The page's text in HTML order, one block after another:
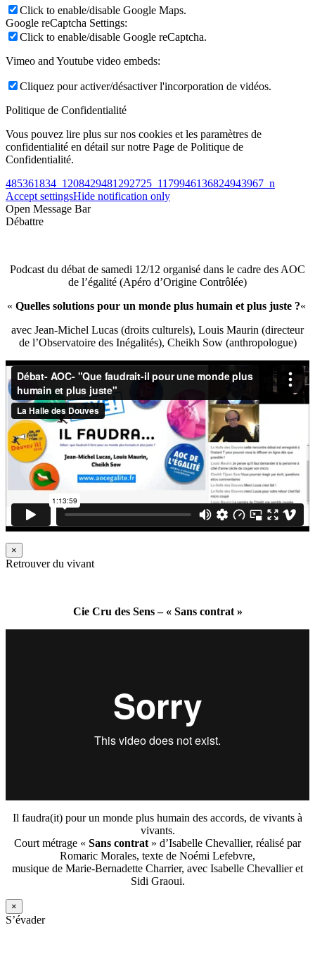
Click to enable/disable Google Maps.
Google reCaptcha Settings:
Click to enable/disable Google reCaptcha.
Vimeo and Youtube video embeds:
Cliquez pour activer/désactiver l'incorporation de vidéos.
Politique de Confidentialité
Vous pouvez lire plus sur nos cookies et les paramètres de
confidentialité en détail sur notre Page de Politique de
Confidentialité.
485361834_1208429481292725_1179946136824943967_n
Accept settingsHide notification only
Open Message Bar
Débattre
Podcast du débat de samedi 12/12 organisé dans le cadre des AOC
de l’égalité (Apéro d’Origine Contrôlée)
« Quelles solutions pour un monde plus humain et plus juste ?«
avec Jean-Michel Lucas (droits culturels), Louis Maurin (directeur
de l’Observatoire des Inégalités), Cheikh Sow (anthropologue)
×
Retrouver du vivant
Cie Cru des Sens – « Sans contrat »
Il faudra(it) pour un monde plus humain des accords, de vivants à
vivants.
Court métrage « Sans contrat » d’Isabelle Chevallier, réalisé par
Romaric Morales, texte de Noémi Lefebvre,
musique de Marie-Bernadette Charrier, avec Isabelle Chevallier et
Sidi Graoui.
×
S’évader